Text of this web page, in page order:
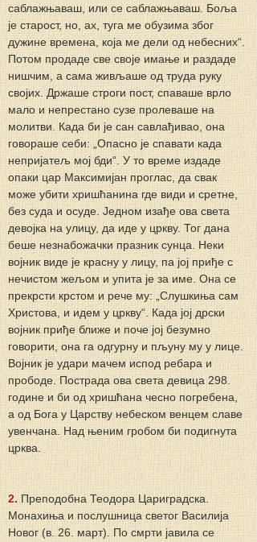
саблажњаваш, или се саблажњаваш. Боља
је старост, но, ах, туга ме обузима због
дужине времена, која ме дели од небесних“.
Потом продаде све своје имање и раздаде
нишчим, а сама живљаше од труда руку
својих. Држаше строги пост, спаваше врло
мало и непрестано сузе пролеваше на
молитви. Када би је сан савлађивао, она
говораше себи: „Опасно је спавати када
непријатељ мој бди“. У то време издаде
опаки цар Максимијан проглас, да свак
може убити хришћанина где види и сретне,
без суда и осуде. Једном изађе ова света
девојка на улицу, да иде у цркву. Тог дана
беше незнабожачки празник сунца. Неки
војник виде је красну у лицу, па јој приђе с
нечистом жељом и упита је за име. Она се
прекрсти крстом и рече му: „Слушкиња сам
Христова, и идем у цркву“. Када јој дрски
војник приђе ближе и поче јој безумно
говорити, она га одгурну и пљуну му у лице.
Војник је удари мачем испод ребара и
прободе. Пострада ова света девица 298.
године и би од хришћана чесно погребена,
а од Бога у Царству небеском венцем славе
увенчана. Над њеним гробом би подигнута
црква.
2. Преподобна Теодора Цариградска.
Монахиња и послушница светог Василија
Новог (в. 26. март). По смрти јавила се